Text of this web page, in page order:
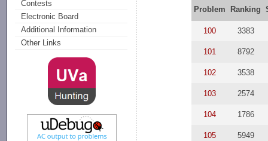
Contests
Electronic Board
Additional Information
Other Links
Problem Ranking
100 3383
101 8792
102 3538
103 2574
104 1786
105 5949